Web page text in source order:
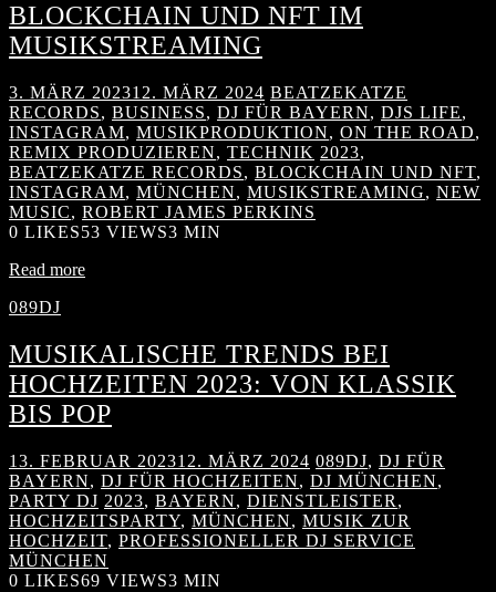
BLOCKCHAIN UND NFT IM
MUSIKSTREAMING
3. MÄRZ 202312. MÄRZ 2024 BEATZEKATZE
RECORDS, BUSINESS, DJ FÜR BAYERN, DJS LIFE,
INSTAGRAM, MUSIKPRODUKTION, ON THE ROAD,
REMIX PRODUZIEREN, TECHNIK 2023,
BEATZEKATZE RECORDS, BLOCKCHAIN UND NFT,
INSTAGRAM, MÜNCHEN, MUSIKSTREAMING, NEW
MUSIC, ROBERT JAMES PERKINS
0 LIKES53 VIEWS3 MIN
Read more
089DJ
MUSIKALISCHE TRENDS BEI
HOCHZEITEN 2023: VON KLASSIK
BIS POP
13. FEBRUAR 202312. MÄRZ 2024 089DJ, DJ FÜR
BAYERN, DJ FÜR HOCHZEITEN, DJ MÜNCHEN,
PARTY DJ 2023, BAYERN, DIENSTLEISTER ,
HOCHZEITSPARTY, MÜNCHEN, MUSIK ZUR
HOCHZEIT, PROFESSIONELLER DJ SERVICE
MÜNCHEN
0 LIKES69 VIEWS3 MIN